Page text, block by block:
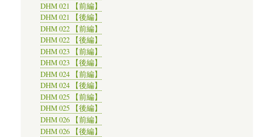
DHM 021 【前編】
DHM 021 【後編】
DHM 022 【前編】
DHM 022 【後編】
DHM 023 【前編】
DHM 023 【後編】
DHM 024 【前編】
DHM 024 【後編】
DHM 025 【前編】
DHM 025 【後編】
DHM 026 【前編】
DHM 026 【後編】